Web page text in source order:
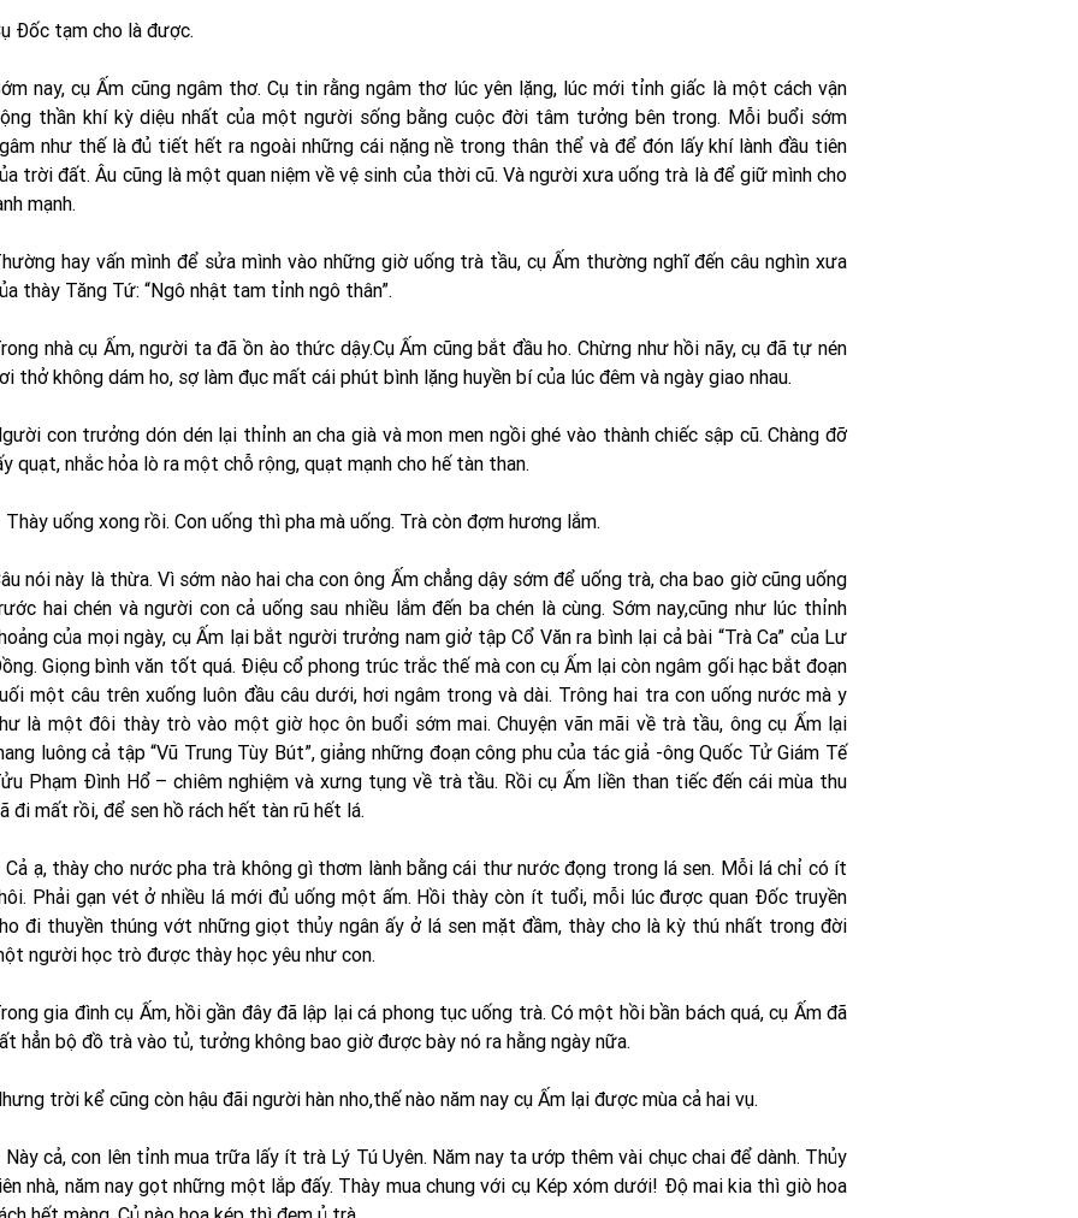
Ðốc tạm cho là được.
nay, cụ Ấm cũng ngâm thơ. Cụ tin rằng ngâm thơ lúc yên lặng, lúc mới tỉnh giấc là một cách vận
thần khí kỳ diệu nhất của một người sống bằng cuộc đời tâm tưởng bên trong. Mỗi buổi sớm
như thế là đủ tiết hết ra ngoài những cái nặng nề trong thân thể và để đón lấy khí lành đầu tiên
trời đất. Âu cũng là một quan niệm về vệ sinh của thời cũ. Và người xưa uống trà là để giữ mình cho
mạnh.
hay vấn mình để sửa mình vào những giờ uống trà tầu, cụ Ấm thường nghĩ đến câu nghìn xưa
thày Tăng Tứ: “Ngô nhật tam tỉnh ngô thân”.
nhà cụ Ấm, người ta đã ồn ào thức dậy.Cụ Ấm cũng bắt đầu ho. Chừng như hồi nãy, cụ đã tự nén
thở không dám ho, sợ làm đục mất cái phút bình lặng huyền bí của lúc đêm và ngày giao nhau.
con trưởng dón dén lại thỉnh an cha già và mon men ngồi ghé vào thành chiếc sập cũ. Chàng đỡ
quạt, nhắc hỏa lò ra một chỗ rộng, quạt mạnh cho hế tàn than.
Thày uống xong rồi. Con uống thì pha mà uống. Trà còn đợm hương lắm.
nói này là thừa. Vì sớm nào hai cha con ông Ấm chẳng dậy sớm để uống trà, cha bao giờ cũng uống
hai chén và người con cả uống sau nhiều lắm đến ba chén là cùng. Sớm nay,cũng như lúc thỉnh
của mọi ngày, cụ Ấm lại bắt người trưởng nam giở tập Cổ Văn ra bình lại cả bài “Trà Ca” của Lư
Giọng bình văn tốt quá. Ðiệu cổ phong trúc trắc thế mà con cụ Ấm lại còn ngâm gối hạc bắt đoạn
một câu trên xuống luôn đầu câu dưới, hơi ngâm trong và dài. Trông hai tra con uống nước mà y
là một đôi thày trò vào một giờ học ôn buổi sớm mai. Chuyện vãn mãi về trà tầu, ông cụ Ấm lại
luông cả tập “Vũ Trung Tùy Bút”, giảng những đoạn công phu của tác giả -ông Quốc Tử Giám Tế
Phạm Ðình Hổ – chiêm nghiệm và xưng tụng về trà tầu. Rồi cụ Ấm liền than tiếc đến cái mùa thu
đi mất rồi, để sen hồ rách hết tàn rũ hết lá.
Cả ạ, thày cho nước pha trà không gì thơm lành bằng cái thư nước đọng trong lá sen. Mỗi lá chỉ có ít
Phải gạn vét ở nhiều lá mới đủ uống một ấm. Hồi thày còn ít tuổi, mỗi lúc được quan Ðốc truyền
đi thuyền thúng vớt những giọt thủy ngân ấy ở lá sen mặt đầm, thày cho là kỳ thú nhất trong đời
người học trò được thày học yêu như con.
gia đình cụ Ấm, hồi gần đây đã lập lại cá phong tục uống trà. Có một hồi bần bách quá, cụ Ấm đã
hẳn bộ đồ trà vào tủ, tưởng không bao giờ được bày nó ra hằng ngày nữa.
trời kể cũng còn hậu đãi người hàn nho,thế nào năm nay cụ Ấm lại được mùa cả hai vụ.
Này cả, con lên tỉnh mua trữa lấy ít trà Lý Tú Uyên. Năm nay ta ướp thêm vài chục chai để dành. Thủy
nhà, năm nay gọt những một lắp đấy. Thày mua chung với cụ Kép xóm dưới! Ðộ mai kia thì giò hoa